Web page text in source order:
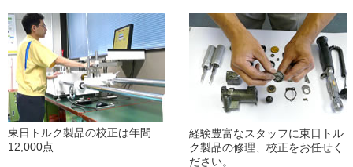
東日トルク製品の校正は年間
12,000点
経験豊富なスタッフに東日トル
ク製品の修理、校正をお任せく
ださい。